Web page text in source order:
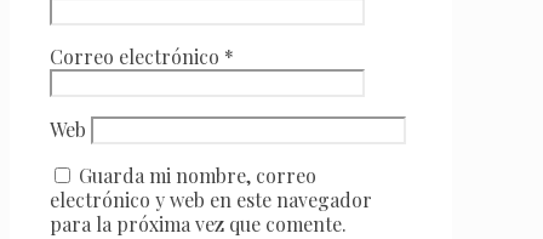
Correo electrónico *
Web
Guarda mi nombre, correo
electrónico y web en este navegador
para la próxima vez que comente.